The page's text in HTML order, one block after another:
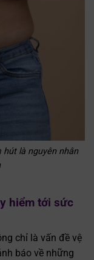
là nguyên nhân
hiểm tới sức
chỉ là vấn đề vệ
báo về những